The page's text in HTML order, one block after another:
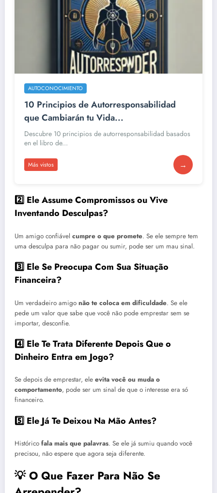
AUTOCONOCIMIENTO
10 Principios de Autorresponsabilidad
que Cambiarán tu Vida...
Descubre 10 principios de autorresponsabilidad basados
en el libro de...
Más vistos →
2️⃣ Ele Assume Compromissos ou Vive
Inventando Desculpas?
Um amigo confiável cumpre o que promete. Se ele sempre tem
uma desculpa para não pagar ou sumir, pode ser um mau sinal.
3️⃣ Ele Se Preocupa Com Sua Situação
Financeira?
Um verdadeiro amigo não te coloca em dificuldade. Se ele
pede um valor que sabe que você não pode emprestar sem se
importar, desconfie.
4️⃣ Ele Te Trata Diferente Depois Que o
Dinheiro Entra em Jogo?
Se depois de emprestar, ele evita você ou muda o
comportamento, pode ser um sinal de que o interesse era só
financeiro.
5️⃣ Ele Já Te Deixou Na Mão Antes?
Histórico fala mais que palavras. Se ele já sumiu quando você
precisou, não espere que agora seja diferente.
💡 O Que Fazer Para Não Se